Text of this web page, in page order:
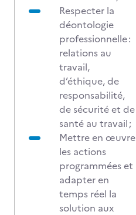
Respecter la
déontologie
professionnelle :
relations au
travail,
d’éthique, de
responsabilité,
de sécurité et de
santé au travail ;
Mettre en œuvre
les actions
programmées et
adapter en
temps réel la
solution aux